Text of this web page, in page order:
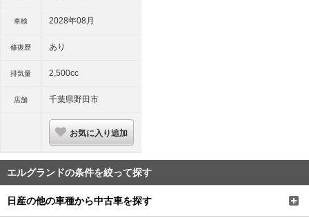
車検
修復歴
排気量
店舗
2028年08月
あり
2,500cc
千葉県野田市
お気に入り追加
エルグランドの条件を絞って探す
日産の他の車種から中古車を探す